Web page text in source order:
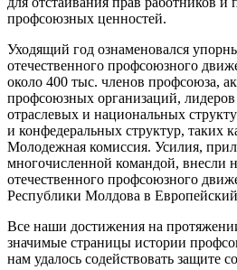
профсоюзных ценностей.
Уходящий год ознаменовался
отечественного профсоюзного
около 400 тыс. членов профсоюза,
профсоюзных организаций,
отраслевых и национальных
и конфедеральных структур, таких
Молодежная комиссия. Усилия,
многочисленной командой, внесли
отечественного профсоюзного
Республики Молдова в
Все наши достижения на
значимые страницы истории
нам удалось содействовать защите